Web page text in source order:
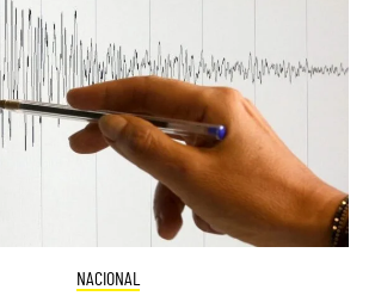
NACIONAL